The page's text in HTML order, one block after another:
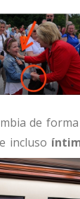
de
incluso